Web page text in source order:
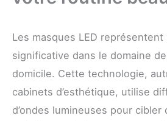
Les masques LED représentent
significative dans le domaine
domicile. Cette technologie,
cabinets d’esthétique, utilise
d’ondes lumineuses pour cibler